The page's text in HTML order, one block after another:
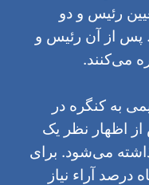
رئیس و دو
پس از آن رئیس و
می‌کنند.
به کنگره در
اظهار نظر یک
می‌شود. برای
آراء نیاز